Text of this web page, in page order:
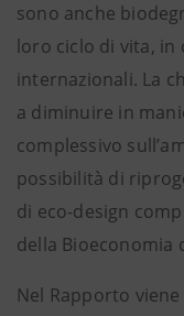
sono anche
loro ciclo di vita, in
internazionali. La
a diminuire in
complessivo
possibilità di
di eco-design
della Bioeconomia
Nel Rapporto